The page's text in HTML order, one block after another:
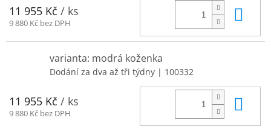
11 955 Kč / ks
9 880 Kč bez DPH
varianta: modrá koženka
Dodání za dva až tři týdny | 100332
11 955 Kč / ks
9 880 Kč bez DPH